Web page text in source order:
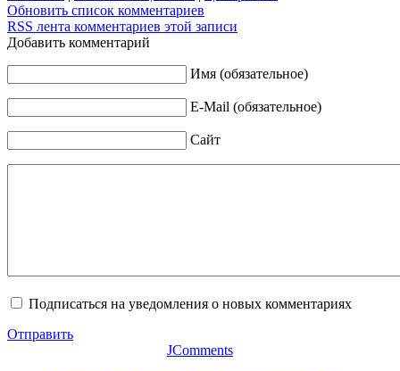
Обновить список комментариев
RSS лента комментариев этой записи
Добавить комментарий
Имя (обязательное)
E-Mail (обязательное)
Сайт
Подписаться на уведомления о новых комментариях
Отправить
JComments